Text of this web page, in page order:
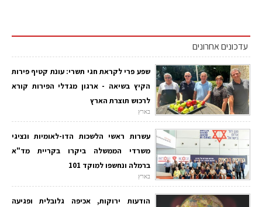
עדכונים אחרונים
שפע פרי לקראת חגי תשרי: עונת קטיף פירות
הקיץ בשיאה - ארגון מגדלי הפירות קורא
לרכוש תוצרת הארץ
בארץ
עשרות ראשי הלשכות הדו-לאומיות ונציגי
משרדי הממשלה ביקרו בקריית מד"א
ברמלה ונחשפו למוקד 101
בארץ
הודעות ירוקות, אכיפה גלובלית ופגיעה